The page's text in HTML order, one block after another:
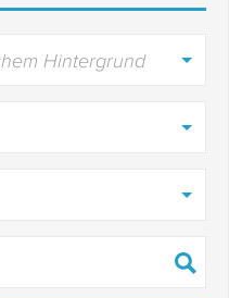
Hintergrund